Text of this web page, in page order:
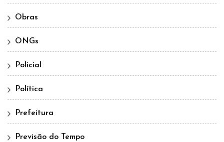
Obras
ONGs
Policial
Política
Prefeitura
Previsão do Tempo